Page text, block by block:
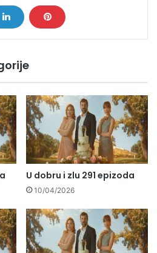
U dobru i zlu 291 epizoda
10/04/2026